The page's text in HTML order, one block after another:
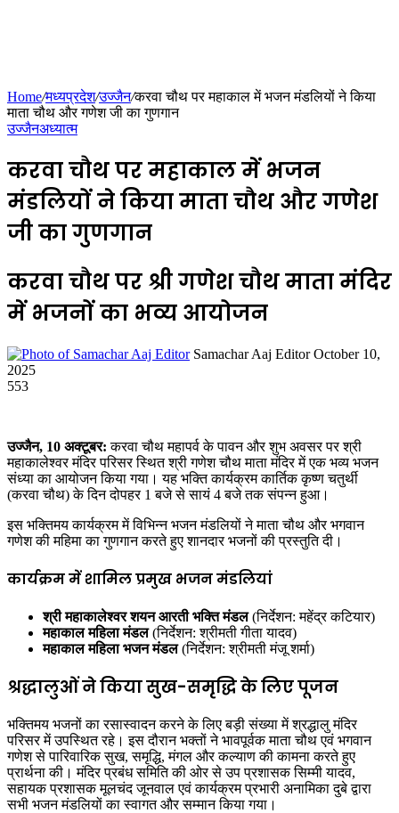
Home/मध्यप्रदेश/उज्जैन/करवा चौथ पर महाकाल में भजन मंडलियों ने किया
माता चौथ और गणेश जी का गुणगान
उज्जैनअध्यात्म
करवा चौथ पर महाकाल में भजन
मंडलियों ने किया माता चौथ और गणेश
जी का गुणगान
करवा चौथ पर श्री गणेश चौथ माता मंदिर
में भजनों का भव्य आयोजन
Samachar Aaj Editor Send
October 10,
2025
553
उज्जैन, 10 अक्टूबर: करवा चौथ महापर्व के पावन और शुभ अवसर पर श्री
महाकालेश्वर मंदिर परिसर स्थित श्री गणेश चौथ माता मंदिर में एक भव्य भजन
संध्या का आयोजन किया गया। यह भक्ति कार्यक्रम कार्तिक कृष्ण चतुर्थी
(करवा चौथ) के दिन दोपहर 1 बजे से सायं 4 बजे तक संपन्न हुआ।
इस भक्तिमय कार्यक्रम में विभिन्न भजन मंडलियों ने माता चौथ और भगवान
गणेश की महिमा का गुणगान करते हुए शानदार भजनों की प्रस्तुति दी।
कार्यक्रम में शामिल प्रमुख भजन मंडलियां
श्री महाकालेश्वर शयन आरती भक्ति मंडल(निर्देशन: महेंद्र कटियार)
महाकाल महिला मंडल(निर्देशन: श्रीमती गीता यादव)
महाकाल महिला भजन मंडल(निर्देशन: श्रीमती मंजू शर्मा)
श्रद्धालुओं ने किया सुख-समृद्धि के लिए पूजन
भक्तिमय भजनों का रसास्वादन करने के लिए बड़ी संख्या में श्रद्धालु मंदिर
परिसर में उपस्थित रहे। इस दौरान भक्तों ने भावपूर्वक माता चौथ एवं भगवान
गणेश से पारिवारिक सुख, समृद्धि, मंगल और कल्याण की कामना करते हुए
प्रार्थना की। मंदिर प्रबंध समिति की ओर से उप प्रशासक सिम्मी यादव,
सहायक प्रशासक मूलचंद जूनवाल एवं कार्यक्रम प्रभारी अनामिका दुबे द्वारा
सभी भजन मंडलियों का स्वागत और सम्मान किया गया।